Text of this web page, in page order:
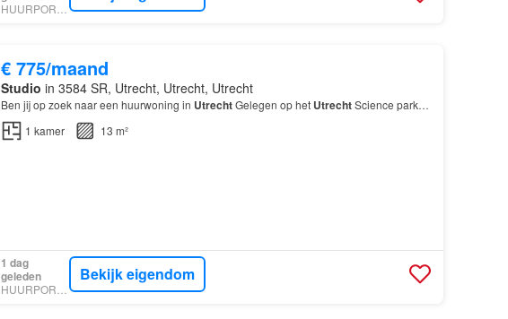
HUURPORTAAL
€ 775/maand
Studio in 3584 SR, Utrecht, Utrecht, Utrecht
Ben jij op zoek naar een huurwoning in UtrechtGelegen op het UtrechtScience park…
1 kamer 13 m²
1 dag
geleden
Bekijk eigendom